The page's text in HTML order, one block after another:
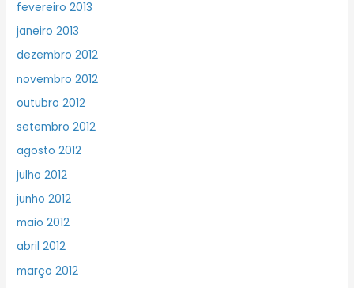
fevereiro 2013
janeiro 2013
dezembro 2012
novembro 2012
outubro 2012
setembro 2012
agosto 2012
julho 2012
junho 2012
maio 2012
abril 2012
março 2012